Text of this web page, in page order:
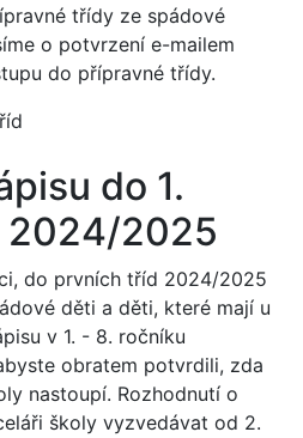
třídy ze spádové
o potvrzení e-mailem
do přípravné třídy.
do 1.
2024/2025
do prvních tříd 2024/2025
děti a děti, které mají u
v 1. - 8. ročníku
obratem potvrdili, zda
nastoupí. Rozhodnutí o
školy vyzvedávat od 2.